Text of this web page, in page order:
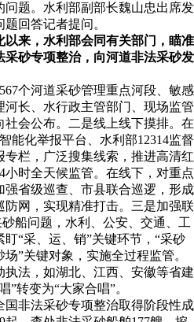
题。水利部副部长魏山忠出席发
回答记者提问。
来，水利部会同有关部门，瞄准
砂专项整治，向河道非法采砂发
个河道采砂管理重点河段、敏感
长、水行政主管部门、现场监管
会公布。二是线上线下摸排。在
能化举报平台、水利部12314监督
栏，广泛搜集线索，推进高清红
时全天候监管。在线下，对重点
省级巡查、市县联合巡逻，形成
防网，实现精准打击。三是加强联
船问题，水利、公安、交通、工
“采、运、销”关键环节，“采砂
”关键对象，实施全过程监管。
法，如湖北、江西、安徽等省建
”转变为“大家合唱”。
非法采砂专项整治取得阶段性成